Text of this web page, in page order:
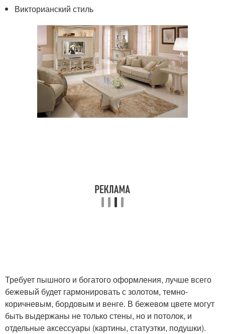
Викторианский стиль
Требует пышного и богатого оформления, лучше всего
бежевый будет гармонировать с золотом, темно-
коричневым, бордовым и венге. В бежевом цвете могут
быть выдержаны не только стены, но и потолок, и
отдельные аксессуары (картины, статуэтки, подушки).